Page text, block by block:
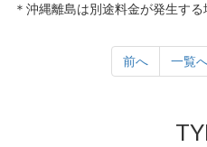
＊沖縄離島は別途料金が発生する
前へ 一覧